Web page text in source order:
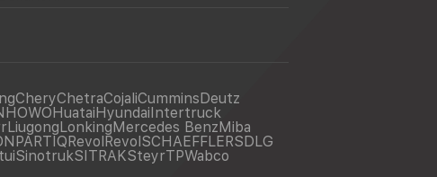
CheryChetraCojaliCumminsDeutz
HOWOHuataiHyundaiIntertruck
LiugongLonkingMercedes BenzMiba
PARTIQRevolRevolSCHAEFFLERSDLG
SinotrukSITRAKSteyrTPWabco